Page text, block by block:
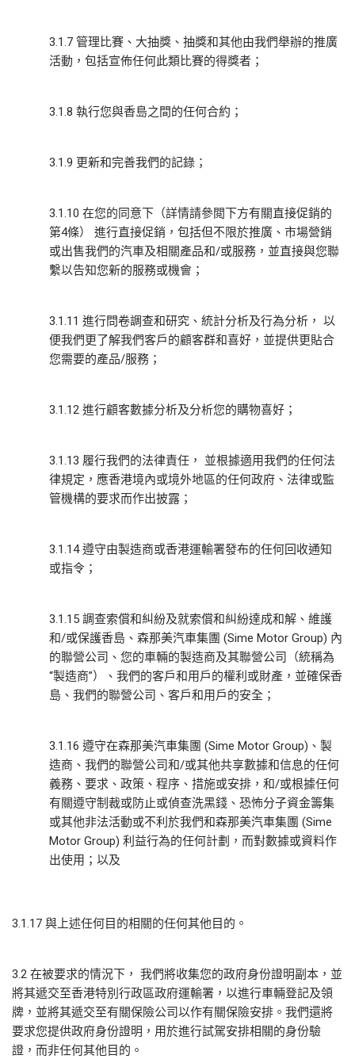
3.1.7 管理比賽、大抽獎、抽獎和其他由我們舉辦的推廣
活動，包括宣佈任何此類比賽的得獎者；
3.1.8 執行您與香島之間的任何合約；
3.1.9 更新和完善我們的記錄；
3.1.10 在您的同意下（詳情請參閲下方有關直接促銷的
第4條） 進行直接促銷，包括但不限於推廣、市場營銷
或出售我們的汽車及相關產品和/或服務，並直接與您聯
繫以告知您新的服務或機會；
3.1.11 進行問卷調查和研究、統計分析及行為分析， 以
便我們更了解我們客戶的顧客群和喜好，並提供更貼合
您需要的產品/服務；
3.1.12 進行顧客數據分析及分析您的購物喜好；
3.1.13 履行我們的法律責任， 並根據適用我們的任何法
律規定，應香港境內或境外地區的任何政府、法律或監
管機構的要求而作出披露；
3.1.14 遵守由製造商或香港運輸署發布的任何回收通知
或指令；
3.1.15 調查索償和糾紛及就索償和糾紛達成和解、維護
和/或保護香島、森那美汽車集團 (Sime Motor Group) 內
的聯營公司、您的車輛的製造商及其聯營公司（統稱為
“製造商”）、我們的客戶和用戶的權利或財產，並確保香
島、我們的聯營公司、客戶和用戶的安全；
3.1.16 遵守在森那美汽車集團 (Sime Motor Group)、製
造商、我們的聯營公司和/或其他共享數據和信息的任何
義務、要求、政策、程序、措施或安排，和/或根據任何
有關遵守制裁或防止或偵查洗黑錢、恐怖分子資金籌集
或其他非法活動或不利於我們和森那美汽車集團 (Sime
Motor Group) 利益行為的任何計劃，而對數據或資料作
出使用；以及
3.1.17 與上述任何目的相關的任何其他目的。
3.2 在被要求的情況下， 我們將收集您的政府身份證明副本，並
將其遞交至香港特別行政區政府運輸署，以進行車輛登記及領
牌，並將其遞交至有關保險公司以作有關保險安排。我們還將
要求您提供政府身份證明，用於進行試駕安排相關的身份驗
證，而非任何其他目的。